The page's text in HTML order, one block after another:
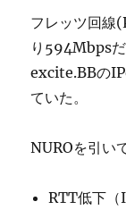
フレッツ回線
り594Mbpsだ
excite.BBの
ていた。
NUROを引い
RTT低下（